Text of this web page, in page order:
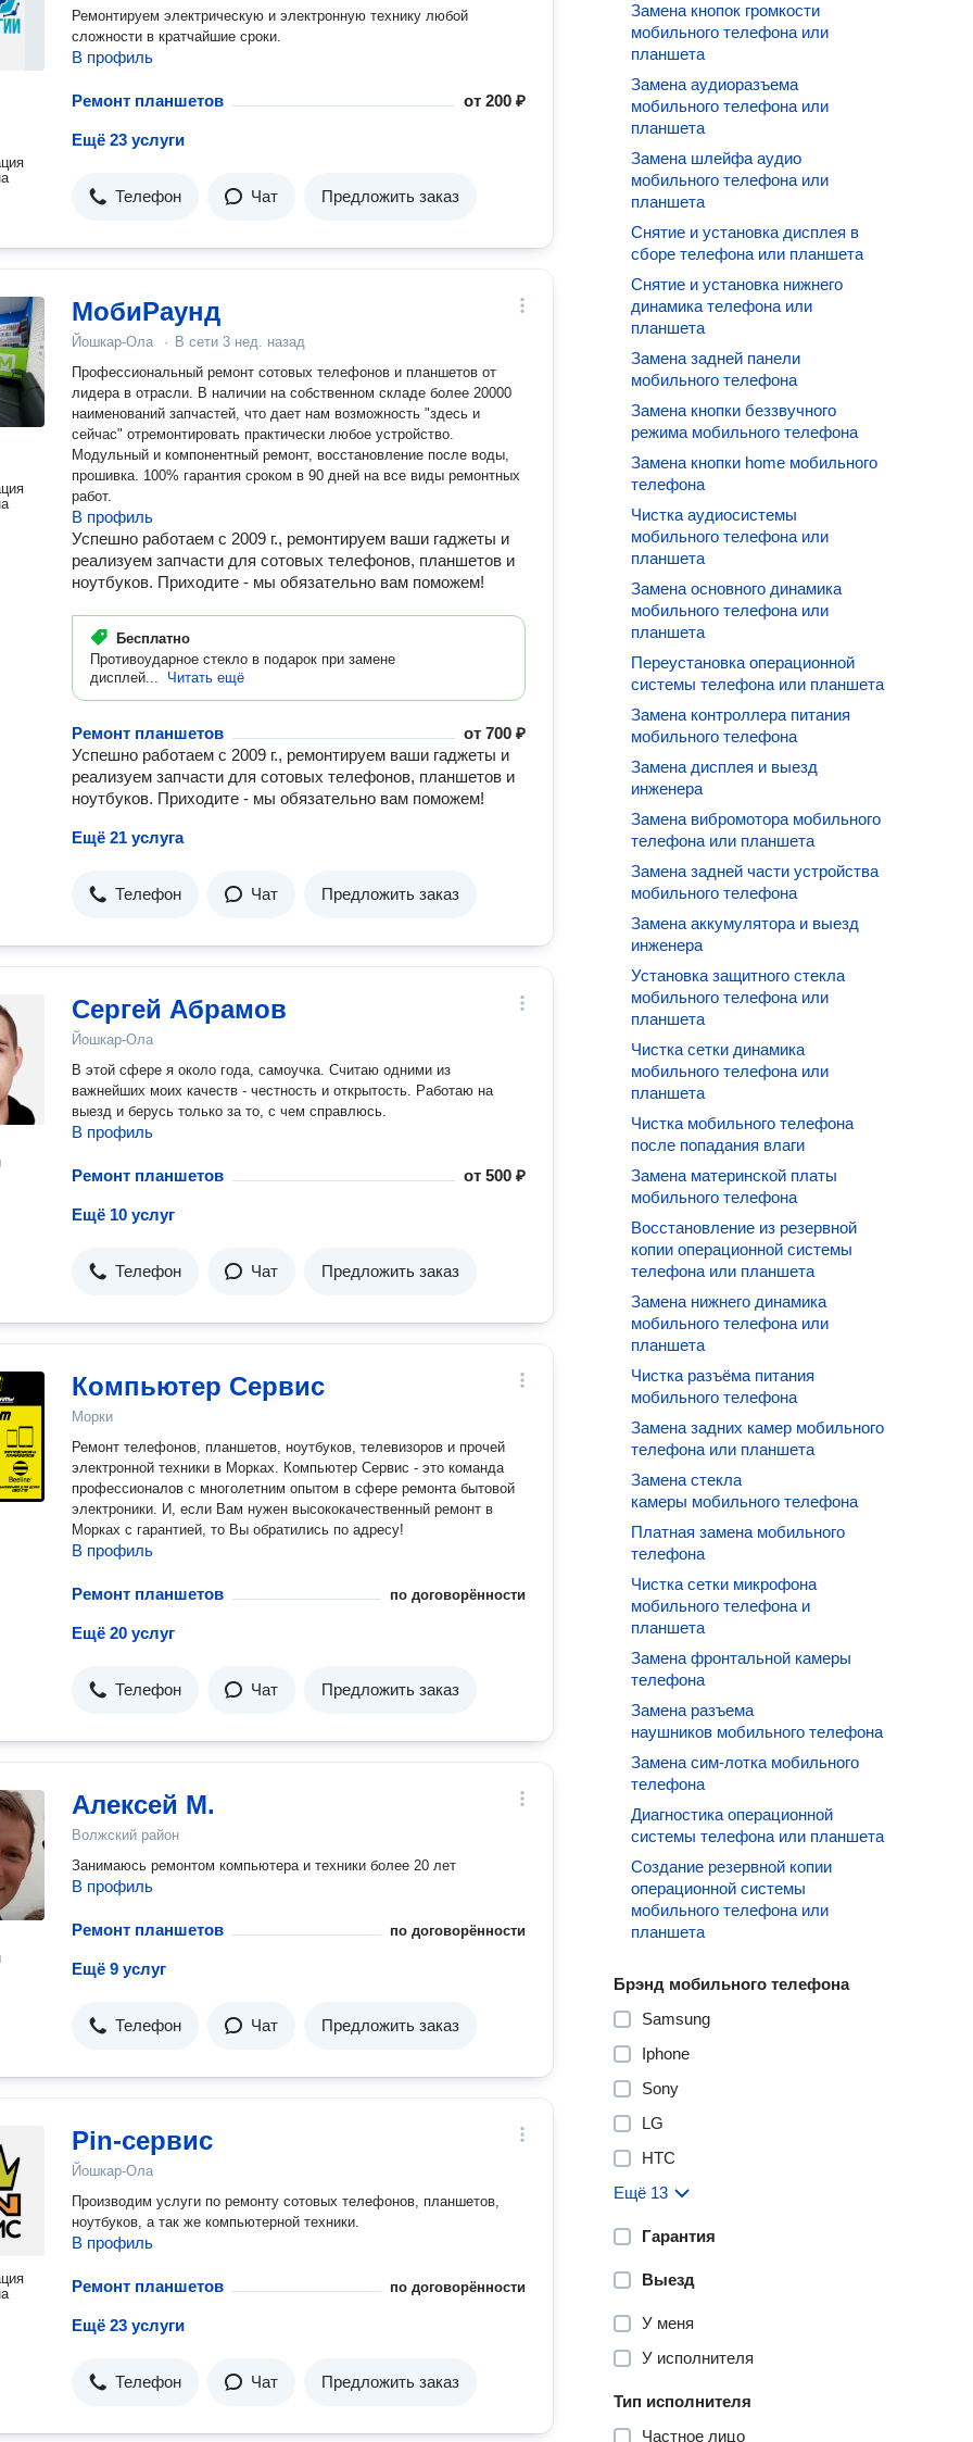
Ремонтируем электрическую и электронную технику любой
сложности в кратчайшие сроки.
В профиль
Ремонт планшетов от200 ₽
Ещё 23 услуги
Телефон Чат Предложить заказ
МобиРаунд
Йошкар-Ола · В сети 3 нед. назад
Профессиональный ремонт сотовых телефонов и планшетов от
лидера в отрасли. В наличии на собственном складе более 20000
наименований запчастей, что дает нам возможность "здесь и
сейчас" отремонтировать практически любое устройство.
Модульный и компонентный ремонт, восстановление после воды,
прошивка. 100% гарантия сроком в 90 дней на все виды ремонтных
работ.
В профиль
Успешно работаем с 2009 г., ремонтируем ваши гаджеты и
реализуем запчасти для сотовых телефонов, планшетов и
ноутбуков. Приходите - мы обязательно вам поможем!
Бесплатно
Противоударное стекло в подарок при замене
дисплей...
Читать ещё
Ремонт планшетов от700 ₽
Успешно работаем с 2009 г., ремонтируем ваши гаджеты и
реализуем запчасти для сотовых телефонов, планшетов и
ноутбуков. Приходите - мы обязательно вам поможем!
Ещё 21 услуга
Телефон Чат Предложить заказ
Сергей Абрамов
Йошкар-Ола
В этой сфере я около года, самоучка. Считаю одними из
важнейших моих качеств - честность и открытость. Работаю на
выезд и берусь только за то, с чем справлюсь.
В профиль
Ремонт планшетов от500 ₽
Ещё 10 услуг
Телефон Чат Предложить заказ
Компьютер Сервис
Морки
Ремонт телефонов, планшетов, ноутбуков, телевизоров и прочей
электронной техники в Морках. Компьютер Сервис - это команда
профессионалов с многолетним опытом в сфере ремонта бытовой
электроники. И, если Вам нужен высококачественный ремонт в
Морках с гарантией, то Вы обратились по адресу!
В профиль
Ремонт планшетов по договорённости
Ещё 20 услуг
Телефон Чат Предложить заказ
Алексей М.
Волжский район
Занимаюсь ремонтом компьютера и техники более 20 лет
В профиль
Ремонт планшетов по договорённости
Ещё 9 услуг
Телефон Чат Предложить заказ
Pin-сервис
Йошкар-Ола
Производим услуги по ремонту сотовых телефонов, планшетов,
ноутбуков, а так же компьютерной техники.
В профиль
Ремонт планшетов по договорённости
Ещё 23 услуги
Телефон Чат Предложить заказ
Замена кнопок громкости
мобильного телефона или
планшета
Замена аудиоразъема
мобильного телефона или
планшета
Замена шлейфа аудио
мобильного телефона или
планшета
Снятие и установка дисплея в
сборе телефона или планшета
Снятие и установка нижнего
динамика телефона или
планшета
Замена задней панели
мобильного телефона
Замена кнопки беззвучного
режима мобильного телефона
Замена кнопки home мобильного
телефона
Чистка аудиосистемы
мобильного телефона или
планшета
Замена основного динамика
мобильного телефона или
планшета
Переустановка операционной
системы телефона или планшета
Замена контроллера питания
мобильного телефона
Замена дисплея и выезд
инженера
Замена вибромотора мобильного
телефона или планшета
Замена задней части устройства
мобильного телефона
Замена аккумулятора и выезд
инженера
Установка защитного стекла
мобильного телефона или
планшета
Чистка сетки динамика
мобильного телефона или
планшета
Чистка мобильного телефона
после попадания влаги
Замена материнской платы
мобильного телефона
Восстановление из резервной
копии операционной системы
телефона или планшета
Замена нижнего динамика
мобильного телефона или
планшета
Чистка разъёма питания
мобильного телефона
Замена задних камер мобильного
телефона или планшета
Замена стекла
камеры мобильного телефона
Платная замена мобильного
телефона
Чистка сетки микрофона
мобильного телефона и
планшета
Замена фронтальной камеры
телефона
Замена разъема
наушников мобильного телефона
Замена сим-лотка мобильного
телефона
Диагностика операционной
системы телефона или планшета
Создание резервной копии
операционной системы
мобильного телефона или
планшета
Брэнд мобильного телефона
Samsung
Iphone
Sony
LG
HTC
Ещё 13
Гарантия
Выезд
У меня
У исполнителя
Тип исполнителя
Частное лицо